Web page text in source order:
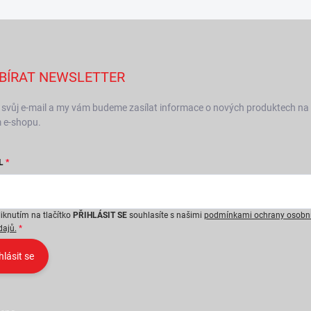
NEWSLETTER
e-mail a my vám budeme zasílat informace o nových produktech na
e-shopu.
na tlačítko PŘIHLÁSIT SE souhlasíte s našimi podmínkami ochrany
se